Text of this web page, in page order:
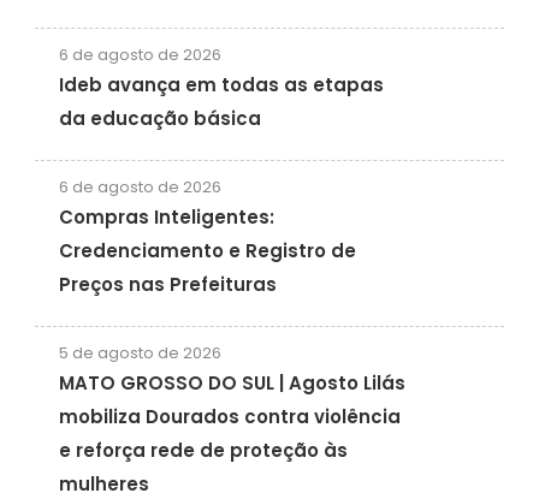
6 de agosto de 2026
Ideb avança em todas as etapas
da educação básica
6 de agosto de 2026
Compras Inteligentes:
Credenciamento e Registro de
Preços nas Prefeituras
5 de agosto de 2026
MATO GROSSO DO SUL | Agosto Lilás
mobiliza Dourados contra violência
e reforça rede de proteção às
mulheres